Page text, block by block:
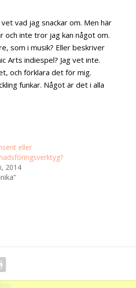
vad jag snackar om. Men här
inte tror jag kan något om.
som i musik? Eller beskriver
Arts indiespel? Jag vet inte.
och förklara det för mig.
funkar. Något är det i alla
eller
2014